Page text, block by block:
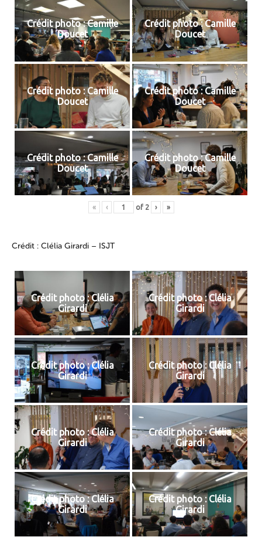
Crédit photo : Camille
Doucet
Crédit photo : Camille
Doucet
Crédit photo : Camille
Doucet
Crédit photo : Camille
Doucet
Crédit photo : Camille
Doucet
Crédit photo : Camille
Doucet
« ‹ of 2 › »
Crédit : Clélia Girardi – ISJT
Crédit photo : Clélia
Girardi
Crédit photo : Clélia
Girardi
Crédit photo : Clélia
Girardi
Crédit photo : Clélia
Girardi
Crédit photo : Clélia
Girardi
Crédit photo : Clélia
Girardi
Crédit photo : Clélia
Girardi
Crédit photo : Clélia
Girardi